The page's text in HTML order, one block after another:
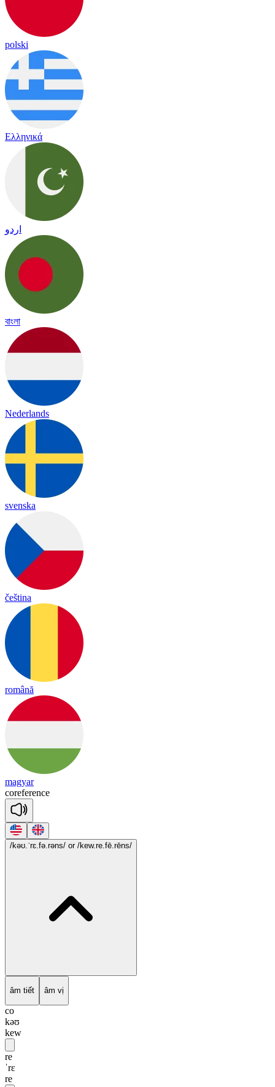
polski
Ελληνικά
اردو
বাংলা
Nederlands
svenska
čeština
română
magyar
coreference
/kəʊ.ˈrɛ.fə.rəns/ or /kew.re.fē.rēns/
âm tiết âm vị
co
kəʊ
kew
re
ˈrɛ
re